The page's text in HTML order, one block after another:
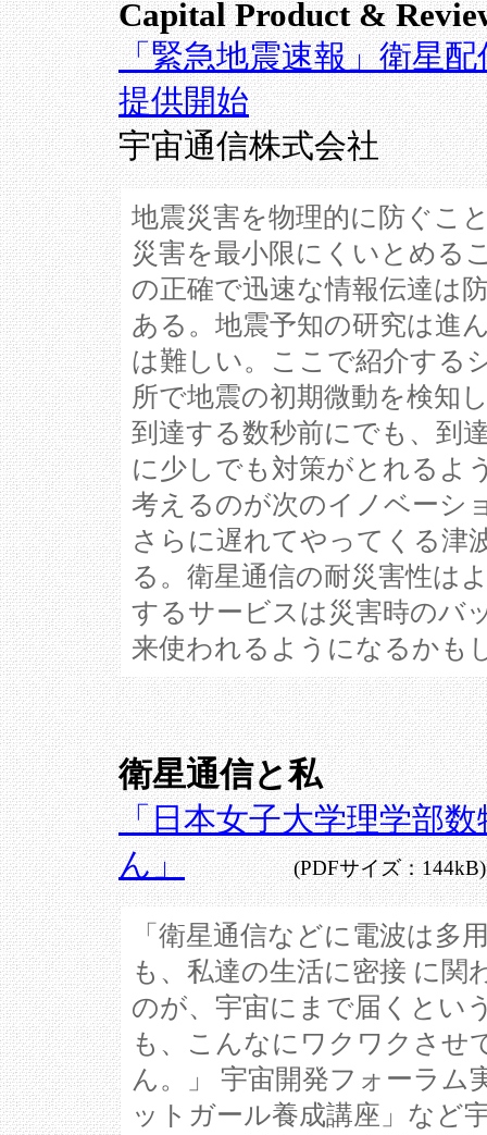
Capital Product &
「緊急地震速報」衛星
提供開始
宇宙通信株式会社
地震災害を物理的に防ぐこ
災害を最小限にくいとめる
の正確で迅速な情報伝達は
ある。地震予知の研究は進
は難しい。ここで紹介する
所で地震の初期微動を検知
到達する数秒前にでも、到
に少しでも対策がとれるよ
考えるのが次のイノベーシ
さらに遅れてやってくる津
る。衛星通信の耐災害性は
するサービスは災害時のバ
来使われるようになるかも
衛星通信と私
「日本女子大学理学部
ん」
(PDFサイズ：144kB)
「衛星通信などに電波は多
も、私達の生活に密接 に
のが、宇宙にまで届くとい
も、こんなにワクワクさせ
ん。」 宇宙開発フォーラム
ットガール養成講座」など